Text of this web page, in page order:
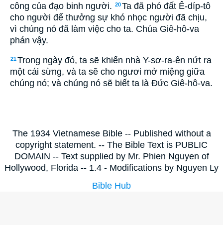
công của đạo binh người. 20Ta đã phó đất Ê-díp-tô
cho người để thưởng sự khó nhọc người đã chịu,
vì chúng nó đã làm việc cho ta. Chúa Giê-hô-va
phán vậy.
21Trong ngày đó, ta sẽ khiến nhà Y-sơ-ra-ên nứt ra
một cái sừng, và ta sẽ cho ngươi mở miệng giữa
chúng nó; và chúng nó sẽ biết ta là Ðức Giê-hô-va.
The 1934 Vietnamese Bible -- Published without a
copyright statement. -- The Bible Text is PUBLIC
DOMAIN -- Text supplied by Mr. Phien Nguyen of
Hollywood, Florida -- 1.4 - Modifications by Nguyen Ly
Bible Hub